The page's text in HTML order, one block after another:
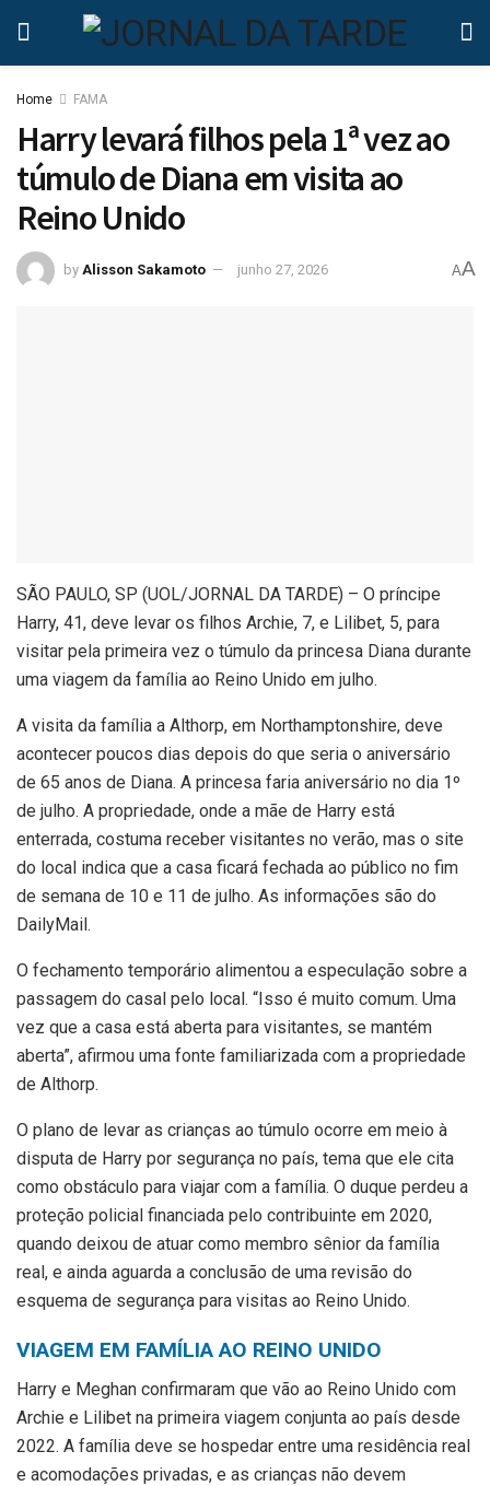
Home FAMA
Harry levará filhos pela 1ª vez ao
túmulo de Diana em visita ao
Reino Unido
by Alisson Sakamoto junho 27, 2026 AA
SÃO PAULO, SP (UOL/JORNAL DA TARDE) – O príncipe
Harry, 41, deve levar os filhos Archie, 7, e Lilibet, 5, para
visitar pela primeira vez o túmulo da princesa Diana durante
uma viagem da família ao Reino Unido em julho.
A visita da família a Althorp, em Northamptonshire, deve
acontecer poucos dias depois do que seria o aniversário
de 65 anos de Diana. A princesa faria aniversário no dia 1º
de julho. A propriedade, onde a mãe de Harry está
enterrada, costuma receber visitantes no verão, mas o site
do local indica que a casa ficará fechada ao público no fim
de semana de 10 e 11 de julho. As informações são do
DailyMail.
O fechamento temporário alimentou a especulação sobre a
passagem do casal pelo local. “Isso é muito comum. Uma
vez que a casa está aberta para visitantes, se mantém
aberta”, afirmou uma fonte familiarizada com a propriedade
de Althorp.
O plano de levar as crianças ao túmulo ocorre em meio à
disputa de Harry por segurança no país, tema que ele cita
como obstáculo para viajar com a família. O duque perdeu a
proteção policial financiada pelo contribuinte em 2020,
quando deixou de atuar como membro sênior da família
real, e ainda aguarda a conclusão de uma revisão do
esquema de segurança para visitas ao Reino Unido.
VIAGEM EM FAMÍLIA AO REINO UNIDO
Harry e Meghan confirmaram que vão ao Reino Unido com
Archie e Lilibet na primeira viagem conjunta ao país desde
2022. A família deve se hospedar entre uma residência real
e acomodações privadas, e as crianças não devem